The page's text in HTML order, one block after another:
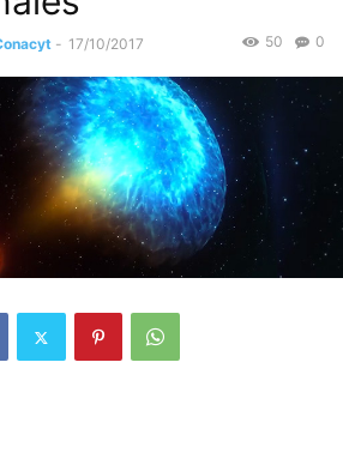
- 17/10/2017 0
50